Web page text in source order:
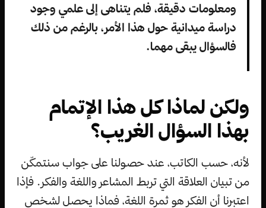
ومعلومات دقيقة، فلم يتناهى إلى علمي وجود
دراسة ميدانية حول هذا الأمر، بالرغم من ذلك
فالسؤال يبقى مهما.
ولكن لماذا كل هذا الإتمام
بهذا السؤال الغريب؟
لأنه، حسب الكاتب، عند حصولنا على جواب سنتمكّن
من تبيان العلاقة التي تربط المشاعر واللغة والفكر. فإذا
اعتبرنا أن الفكر هو ثمرة اللغة، فماذا يحصل لشخص